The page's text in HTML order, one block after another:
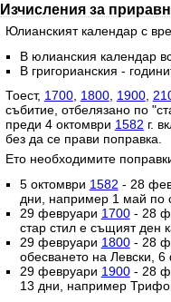
Изчисления за
Юлианският календар с
В юлианския календар
В григорианския -
Тоест, 1700, 1800, 1900,
събитие, отбелязано по
преди 4 октомври 1582 г.
без да се прави поправка.
Ето необходимите
5 октомври 1582 - 28
дни, например 1 май по
29 февруари 1700- 28
стар стил е същият ден
29 февруари 1800- 28
обесването на Левски,
29 февруари 1900- 28
13 дни, например